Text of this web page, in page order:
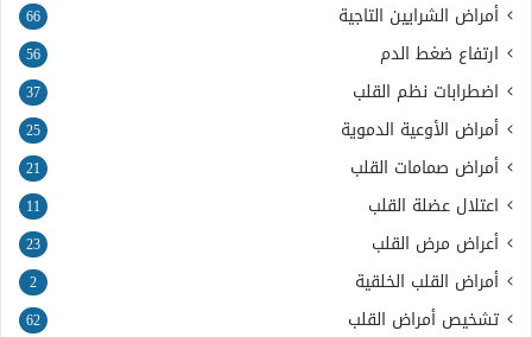
أمراض الشرايين التاجية 66
ارتفاع ضغط الدم 56
اضطرابات نظم القلب 37
أمراض الأوعية الدموية 25
أمراض صمامات القلب 21
اعتلال عضلة القلب 11
أعراض مرض القلب 23
أمراض القلب الخلقية 2
تشخيص أمراض القلب 62